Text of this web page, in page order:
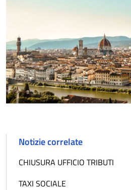
Notizie correlate
CHIUSURA UFFICIO TRIBUTI
TAXI SOCIALE